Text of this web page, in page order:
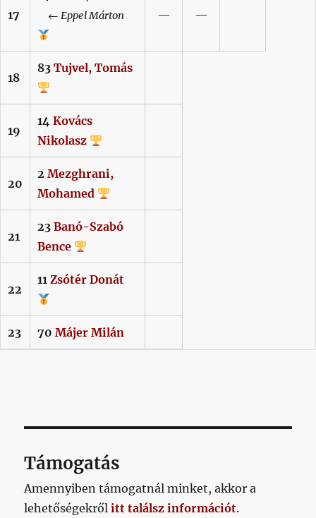
17 ← EppelMárton — —
18
83 Tujvel, Tomás
19
14 Kovács
Nikolasz
20
2 Mezghrani,
Mohamed
21
23 Banó-Szabó
Bence
22
11 Zsótér Donát
23 70 Májer Milán
Támogatás
Amennyiben támogatnál minket, akkor a
lehetőségekrőlitt találsz információt.